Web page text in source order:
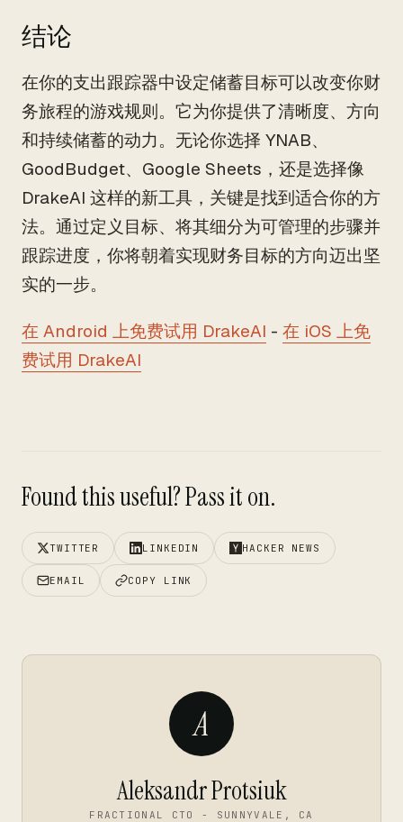
结论
在你的支出跟踪器中设定储蓄目标可以改变你财
务旅程的游戏规则。它为你提供了清晰度、方向
和持续储蓄的动力。无论你选择 YNAB、
GoodBudget、Google Sheets，还是选择像
DrakeAI 这样的新工具，关键是找到适合你的方
法。通过定义目标、将其细分为可管理的步骤并
跟踪进度，你将朝着实现财务目标的方向迈出坚
实的一步。
在 Android 上免费试用 DrakeAI - 在 iOS 上免
费试用 DrakeAI
Found this useful? Pass it on.
TWITTER LINKEDIN HACKER NEWS
EMAIL COPY LINK
A
Aleksandr Protsiuk
FRACTIONAL CTO - SUNNYVALE, CA